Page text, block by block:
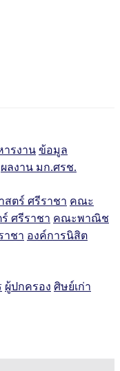
ารงาน ข้อมูล
ผลงาน มก.ศรช.
ตร์ ศรีราชา คณะ
ศรีราชา คณะพาณิช
าชา องค์การนิสิต
ผู้ปกครอง ศิษย์เก่า